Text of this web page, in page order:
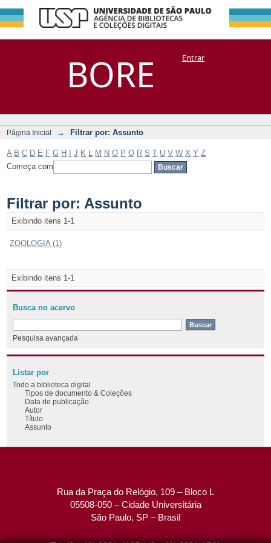
BORE
Filtrar por:
Assunto
DSpace/Manakin + CoriscoEntrar
Página Inicial → Filtrar por: Assunto
A B C D E F G H J K M N O P Q R S T U V W X Y Z
Começa com
Filtrar por: Assunto
Exibindo itens 1-1
ZOOLOGIA (1)
Exibindo itens 1-1
Busca no acervo
Pesquisa avançada
Listar por
Todo a biblioteca digital
Tipos de documento & Coleções
Data de publicação
Autor
Título
Assunto
Rua da Praça do Relógio, 109 – Bloco L
05508-050 – Cidade Universitária
São Paulo, SP – Brasil